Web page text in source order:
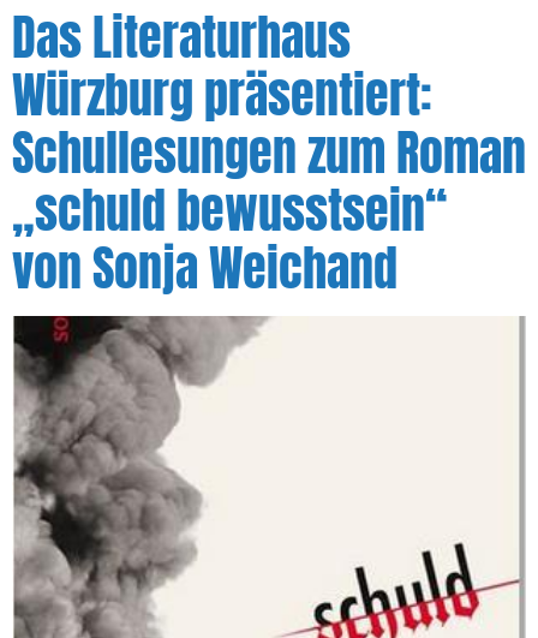
Das Literaturhaus
Würzburg präsentiert:
Schullesungen zum Roman
„schuld bewusstsein“
von Sonja Weichand